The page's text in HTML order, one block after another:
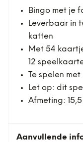
Bingo met je
Leverbaar in
katten
Met 54
12
Te spelen
Let op: dit
Afmeting: 15,5
Aanvullende